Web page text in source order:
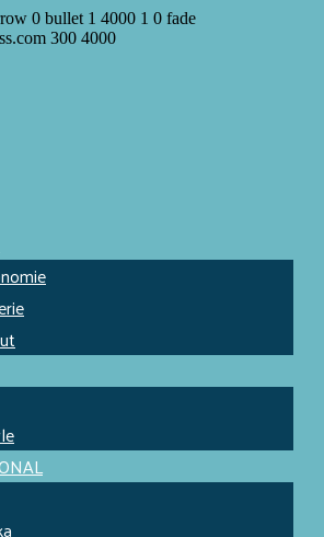
0 bullet 1 4000 1 0 fade
300 4000